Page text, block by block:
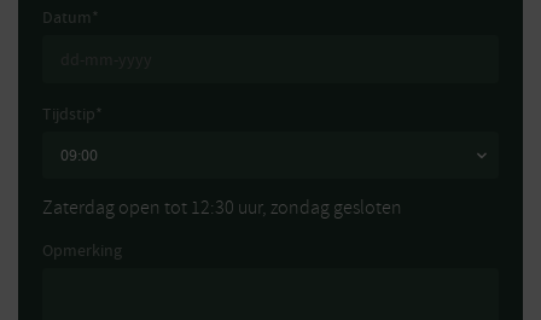
Datum *
Tijdstip*
Zaterdag open tot 12:30 uur, zondag gesloten
Opmerking